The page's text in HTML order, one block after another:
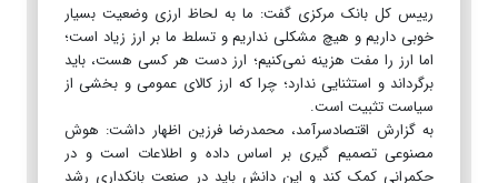
رییس کل بانک مرکزی گفت: ما به لحاظ ارزی وضعیت بسیار
خوبی داریم و هیچ مشکلی نداریم و تسلط ما بر ارز زیاد است؛
اما ارز را مفت هزینه نمی‌کنیم؛ ارز دست هر کسی هست، باید
برگرداند و استثنایی ندارد؛ چرا که ارز کالای عمومی و بخشی از
سیاست تثبیت است.
به گزارش اقتصادسرآمد، محمدرضا فرزین اظهار داشت: هوش
مصنوعی تصمیم گیری بر اساس داده و اطلاعات است و در
حکمرانی کمک کند و این دانش باید در صنعت بانکداری رشد